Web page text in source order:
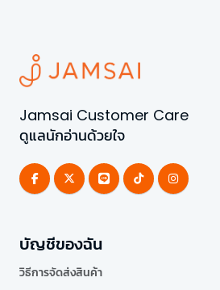
Jamsai Customer Care
ดูแลนักอ่านด้วยใจ
บัญชีของฉัน
วิธีการจัดส่งสินค้า